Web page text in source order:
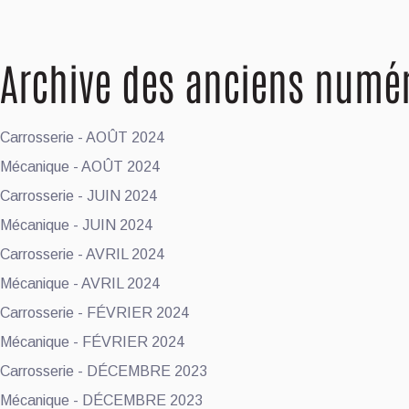
Archive des anciens
Carrosserie - AOÛT 2024
Mécanique - AOÛT 2024
Carrosserie - JUIN 2024
Mécanique - JUIN 2024
Carrosserie - AVRIL 2024
Mécanique - AVRIL 2024
Carrosserie - FÉVRIER 2024
Mécanique - FÉVRIER 2024
Carrosserie - DÉCEMBRE 2023
Mécanique - DÉCEMBRE 2023